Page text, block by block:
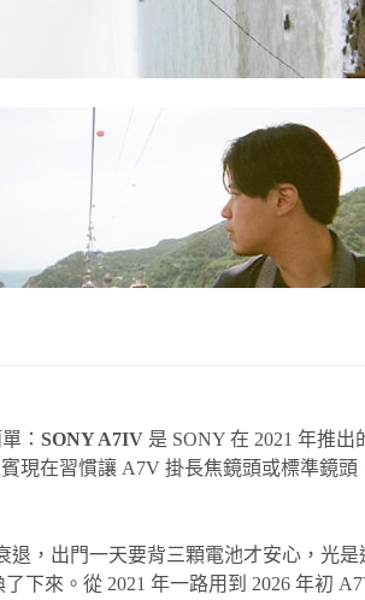
： SONY A7IV 是 SONY 在 2021 年推出
現在習慣讓 A7V 掛長焦鏡頭或標準鏡
，出門一天要背三顆電池才安心，光
來。從 2021 年一路用到 2026 年初